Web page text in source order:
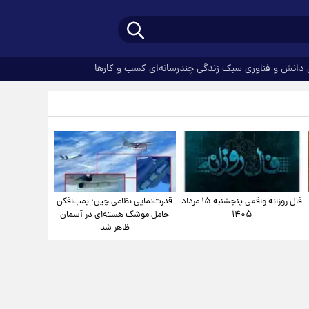
دانش و فناوری سبک زندگیچندرسانه‌ای کسب و کارها
فال روزانه واقعی پنجشنبه ۱۵ مرداد
۱۴۰۵
قدرت‌نمایی نظامی چین؛ بمب‌افکن
حامل موشک هسته‌ای در آسمان
ظاهر شد